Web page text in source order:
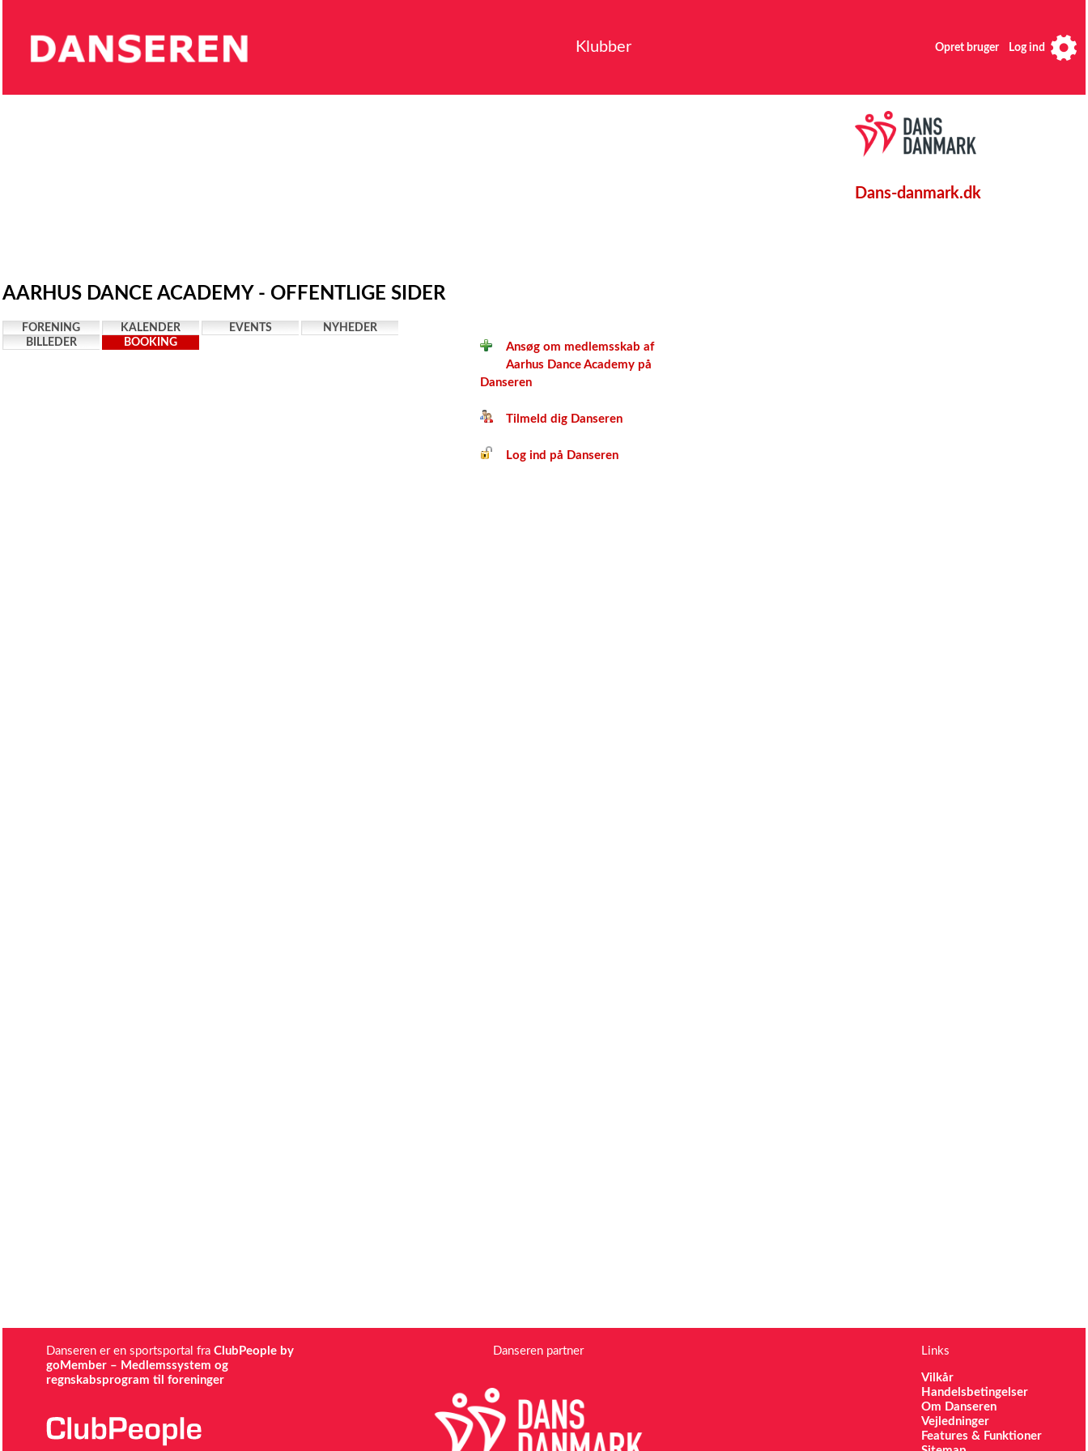
Klubber Opret bruger Log ind
AARHUS DANCE ACADEMY - OFFENTLIGE SIDER
FORENING KALENDER EVENTS
NYHEDER
BILLEDER
BOOKING
Ansøg om medlemsskab af
Aarhus Dance Academy på
Danseren
Tilmeld dig Danseren
Log ind på Danseren
Dans-danmark.dk
Danseren er en sportsportal fra ClubPeople by
goMember – Medlemssystem og
regnskabsprogram til foreninger
Danseren partner Links
Vilkår
Handelsbetingelser
Om Danseren
Vejledninger
Features & Funktioner